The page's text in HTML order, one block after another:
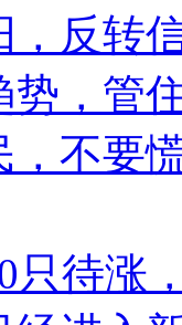
，反转
势，管
，不要
只待涨